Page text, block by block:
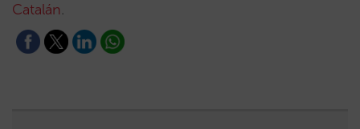
Catalán.